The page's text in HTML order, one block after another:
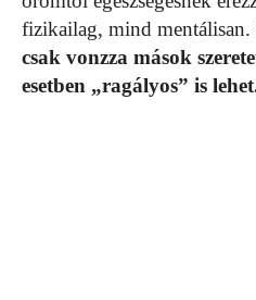
fizikailag, mind mentálisan.
csak vonzza mások
esetben „ragályos” is